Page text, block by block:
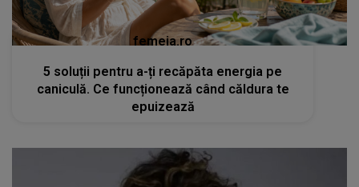
femeia.ro
5 soluții pentru a-ți recăpăta energia pe
caniculă. Ce funcționează când căldura te
epuizează